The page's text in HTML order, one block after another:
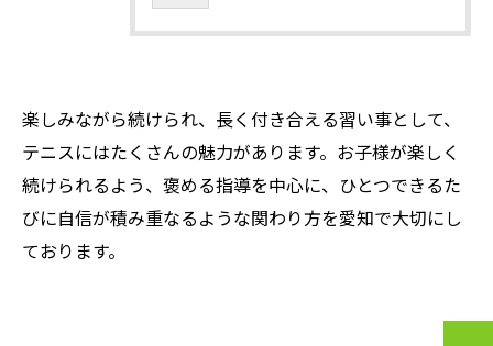
楽しみながら続けられ、長く付き合える習い事として、
テニスにはたくさんの魅力があります。お子様が楽しく
続けられるよう、褒める指導を中心に、ひとつできるた
びに自信が積み重なるような関わり方を愛知で大切にし
ております。